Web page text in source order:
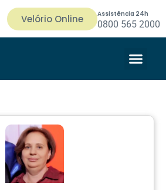
Velório Online Assistência 24h
0800 565 2000